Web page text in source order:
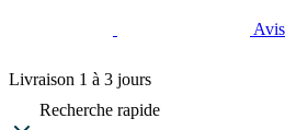
Avis
Livraison 1 à 3 jours
Recherche rapide